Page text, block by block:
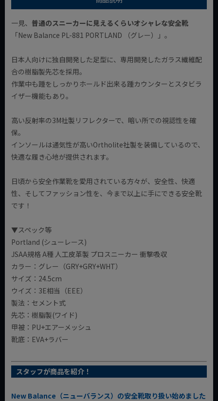
一見、 普通のスニーカーに見えるくらいオシャレな安全靴
「New Balance PL-881 PORTLAND （グレー）」。
日本人向けに独自開発した足型に、専用開発したガラス繊維配
合の樹脂製先芯を採用。
作業中も踵をしっかりホールド出来る踵カウンターとスタビラ
イザー機能もあり。
高い反射率の3M社製リフレクターで、暗い所での視認性を確
保。
インソールは通気性が高いOrtholite社製を装備しているので、
快適な履き心地が提供されます。
日頃から安全作業靴を愛用されている方々が、安全性、快適
性、そしてファッション性を、今まで以上に手にできる安全靴
です！
▼スペック等
Portland (シューレース)
JSAA規格 A種 人工皮革製 プロスニーカー 衝撃吸収
カラー：グレー（GRY+GRY+WHT）
サイズ：24.5cm
ウイズ：3E相当（EEE）
製法：セメント式
先芯：樹脂製(ワイド)
甲被：PU+エアーメッシュ
靴底：EVA+ラバー
スタッフが商品を紹介！
New Balance（ニューバランス）の安全靴取り扱い始めました